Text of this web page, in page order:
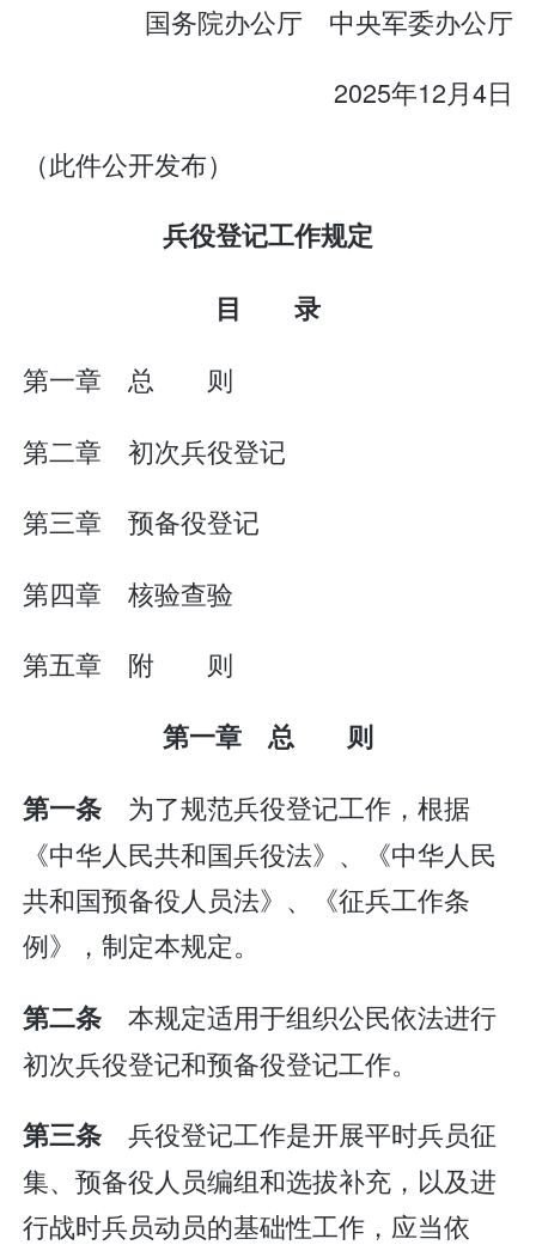
国务院办公厅 中央军委办公厅
2025年12月4日
（此件公开发布）
兵役登记工作规定
目 录
第一章 总 则
第二章 初次兵役登记
第三章 预备役登记
第四章 核验查验
第五章 附 则
第一章 总 则
第一条 为了规范兵役登记工作，根据
《中华人民共和国兵役法》、《中华人民
共和国预备役人员法》、《征兵工作条
例》，制定本规定。
第二条本规定适用于组织公民依法进行
初次兵役登记和预备役登记工作。
第三条兵役登记工作是开展平时兵员征
集、预备役人员编组和选拔补充，以及进
行战时兵员动员的基础性工作，应当依